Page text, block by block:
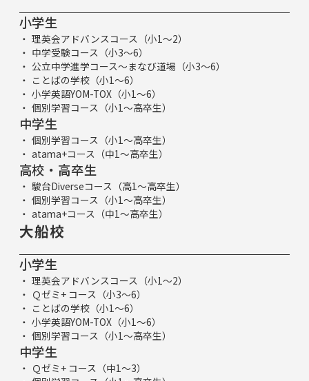
小学生
理英会アドバンスコース（小1～2）
中学受験コース（小3～6）
公立中学進学コース～まなび道場（小3～6）
ことばの学校（小1～6）
小学英語YOM-TOX（小1～6）
個別学習コース（小1～高卒生）
中学生
個別学習コース（小1～高卒生）
atama+コース（中1～高卒生）
高校・高卒生
駿台Diverseコース（高1～高卒生）
個別学習コース（小1～高卒生）
atama+コース（中1～高卒生）
大船校
小学生
理英会アドバンスコース（小1～2）
Ｑゼミ+ コース（小3～6）
ことばの学校（小1～6）
小学英語YOM-TOX（小1～6）
個別学習コース（小1～高卒生）
中学生
Ｑゼミ+ コース（中1～3）